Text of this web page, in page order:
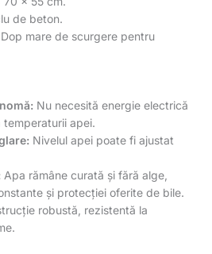
de beton.
Dop mare de scurgere pentru
Nu necesită energie electrică
temperaturii apei.
Nivelul apei poate fi ajustat
Apa rămâne curată și fără alge,
și protecției oferite de bile.
robustă, rezistentă la